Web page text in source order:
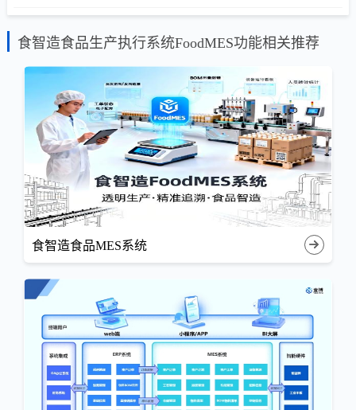
食智造食品生产执行系统FoodMES功能相关推荐
食智造食品MES系统